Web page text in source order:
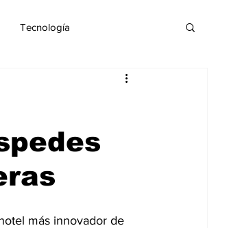
Tecnología
más innovador de